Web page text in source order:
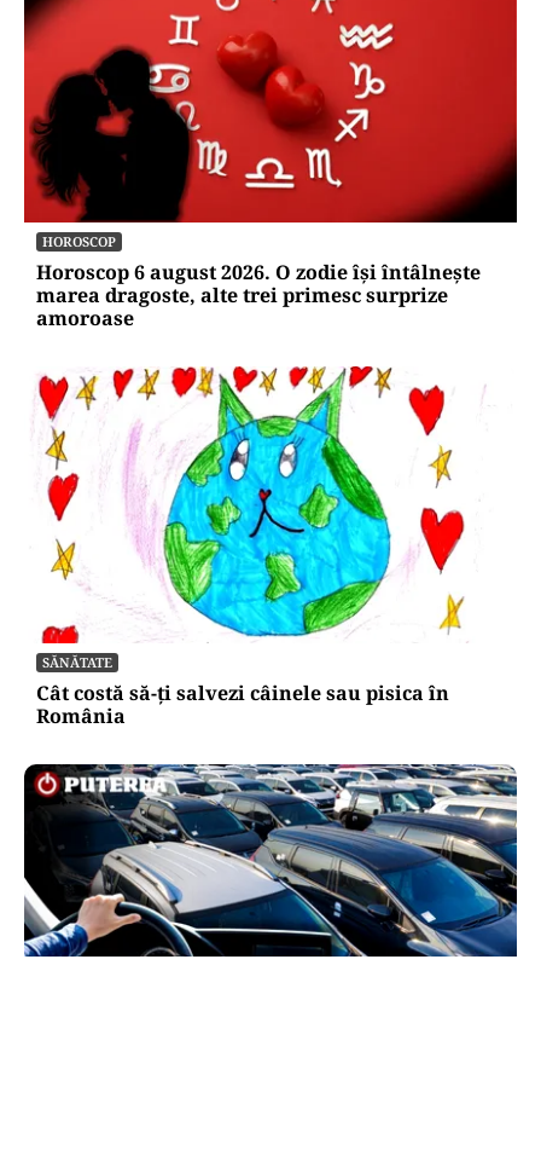
HOROSCOP
Horoscop 6 august 2026. O zodie își întâlnește
marea dragoste, alte trei primesc surprize
amoroase
SĂNĂTATE
Cât costă să-ți salvezi câinele sau pisica în
România